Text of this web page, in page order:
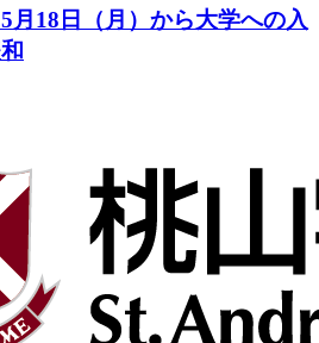
月18日（月）から大学への入